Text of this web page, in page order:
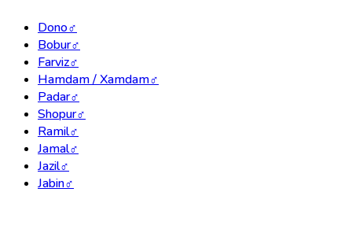
Dono♂
Bobur♂
Farviz♂
Hamdam / Xamdam♂
Padar♂
Shopur♂
Ramil♂
Jamal♂
Jazil♂
Jabin♂